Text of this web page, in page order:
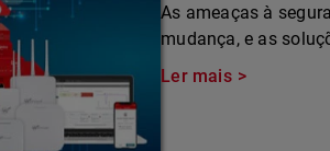
As ameaças à
mudança, e as
Ler mais